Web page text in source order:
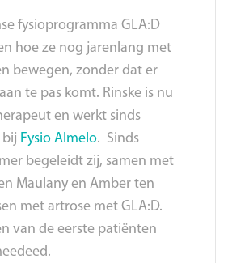
fysioprogramma GLA:D
hoe ze nog jarenlang met
bewegen, zonder dat er
te pas komt. Rinske is nu
en werkt sinds
bij Fysio Almelo. Sinds
begeleidt zij, samen met
Maulany en Amber ten
met artrose met GLA:D.
van de eerste patiënten